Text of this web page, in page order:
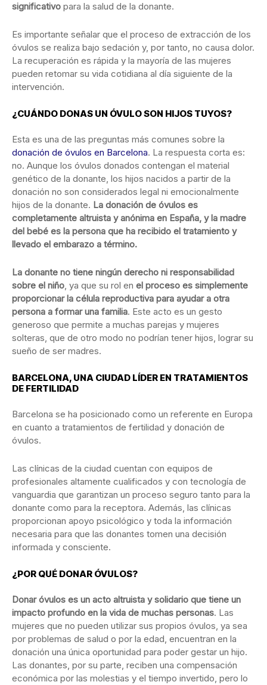
significativo para la salud de la donante.
Es importante señalar que el proceso de extracción de los
óvulos se realiza bajo sedación y, por tanto, no causa dolor.
La recuperación es rápida y la mayoría de las mujeres
pueden retomar su vida cotidiana al día siguiente de la
intervención.
¿CUÁNDO DONAS UN ÓVULO SON HIJOS TUYOS?
Esta es una de las preguntas más comunes sobre la
donación de óvulos en Barcelona. La respuesta corta es:
no. Aunque los óvulos donados contengan el material
genético de la donante, los hijos nacidos a partir de la
donación no son considerados legal ni emocionalmente
hijos de la donante. La donación de óvulos es
completamente altruista y anónima en España, y la madre
del bebé es la persona que ha recibido el tratamiento y
llevado el embarazo a término.
La donante no tiene ningún derecho ni responsabilidad
sobre el niño, ya que su rol en el proceso es simplemente
proporcionar la célula reproductiva para ayudar a otra
persona a formar una familia. Este acto es un gesto
generoso que permite a muchas parejas y mujeres
solteras, que de otro modo no podrían tener hijos, lograr su
sueño de ser madres.
BARCELONA, UNA CIUDAD LÍDER EN TRATAMIENTOS
DE FERTILIDAD
Barcelona se ha posicionado como un referente en Europa
en cuanto a tratamientos de fertilidad y donación de
óvulos.
Las clínicas de la ciudad cuentan con equipos de
profesionales altamente cualificados y con tecnología de
vanguardia que garantizan un proceso seguro tanto para la
donante como para la receptora. Además, las clínicas
proporcionan apoyo psicológico y toda la información
necesaria para que las donantes tomen una decisión
informada y consciente.
¿POR QUÉ DONAR ÓVULOS?
Donar óvulos es un acto altruista y solidario que tiene un
impacto profundo en la vida de muchas personas. Las
mujeres que no pueden utilizar sus propios óvulos, ya sea
por problemas de salud o por la edad, encuentran en la
donación una única oportunidad para poder gestar un hijo.
Las donantes, por su parte, reciben una compensación
económica por las molestias y el tiempo invertido, pero lo